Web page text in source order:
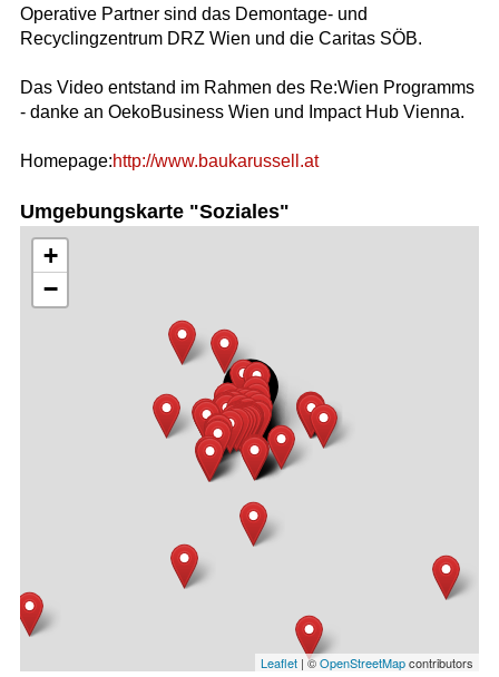
Operative Partner sind das Demontage- und
Recyclingzentrum DRZ Wien und die Caritas SÖB.
Das Video entstand im Rahmen des Re:Wien Programms
- danke an OekoBusiness Wien und Impact Hub Vienna.
Homepage:http://www.baukarussell.at
Umgebungskarte "Soziales"
+
−
Leaflet | ©OpenStreetMapcontributors